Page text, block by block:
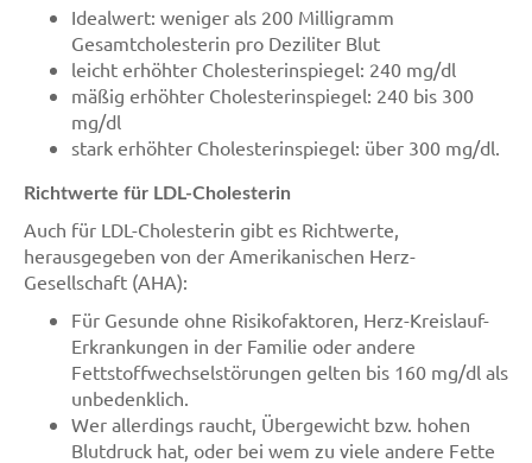
Idealwert: weniger als 200 Milligramm
Gesamtcholesterin pro Deziliter Blut
leicht erhöhter Cholesterinspiegel: 240 mg/dl
mäßig erhöhter Cholesterinspiegel: 240 bis 300
mg/dl
stark erhöhter Cholesterinspiegel: über 300 mg/dl.
Richtwerte für LDL-Cholesterin
Auch für LDL-Cholesterin gibt es Richtwerte,
herausgegeben von der Amerikanischen Herz-
Gesellschaft (AHA):
Für Gesunde ohne Risikofaktoren, Herz-Kreislauf-
Erkrankungen in der Familie oder andere
Fettstoffwechselstörungen gelten bis 160 mg/dl als
unbedenklich.
Wer allerdings raucht, Übergewicht bzw. hohen
Blutdruck hat, oder bei wem zu viele andere Fette